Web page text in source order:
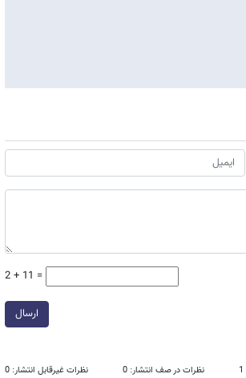
2 + 11 =
ارسال
نظرات در صف انتشار: 0 نظرات غیرقابل انتشار: 0